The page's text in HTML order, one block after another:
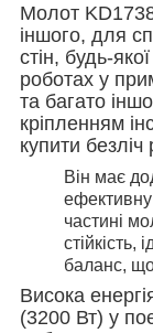
Молот
іншого, для
стін, будь-
роботах у
та багато
кріпленням
купити безліч
Він має
частині
стійкість,
баланс,
Висока
(3200 Вт) у